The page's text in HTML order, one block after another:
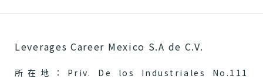
Leverages Career Mexico S.A de C.V.
所在地：Priv. De los Industriales No.111